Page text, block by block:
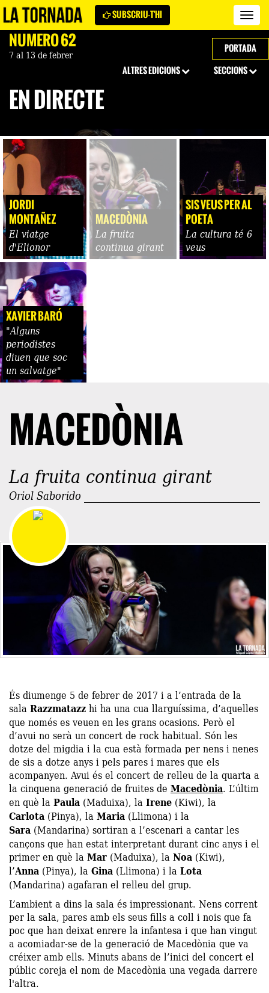
La
SUBSCRIU-T'HI
NÚMERO 62
7 al 13 de febrer
PORTADA
SECCIONS
ALTRES EDICIONS
EN DIRECTE
JORDI
MONTAÑEZ
El viatge
d'Elionor
MACEDÒNIA
La fruita
continua girant
SIS VEUS PER AL
POETA
La cultura té 6
veus
XAVIER BARÓ
"Alguns
periodistes
diuen que soc
un salvatge"
MACEDÒNIA
La fruita continua girant
Oriol Saborido
És diumenge 5 de febrer de 2017 i a l’entrada de la
salaRazzmatazzhi ha una cua llarguíssima, d’aquelles
que només es veuen en les grans ocasions. Però el
d’avui no serà un concert de rock habitual. Són les
dotze del migdia i la cua està formada per nens i nenes
de sis a dotze anys i pels pares i mares que els
acompanyen. Avui és el concert de relleu de la quarta a
la cinquena generació de fruites de Macedònia. L’últim
en què laPaula (Maduixa), laIrene (Kiwi), la
Carlota (Pinya), laMaria (Llimona) i la
Sara (Mandarina) sortiran a l’escenari a cantar les
cançons que han estat interpretant durant cinc anys i el
primer en què laMar (Maduixa), laNoa (Kiwi),
l’Anna (Pinya), laGina (Llimona) i laLota
(Mandarina) agafaran el relleu del grup.
L’ambient a dins la sala és impressionant. Nens corrent
per la sala, pares amb els seus fills a coll i nois que fa
poc que han deixat enrere la infantesa i que han vingut
a acomiadar-se de la generació de Macedònia que va
créixer amb ells. Minuts abans de l’inici del concert el
públic coreja el nom de Macedònia una vegada darrere
l'altra.